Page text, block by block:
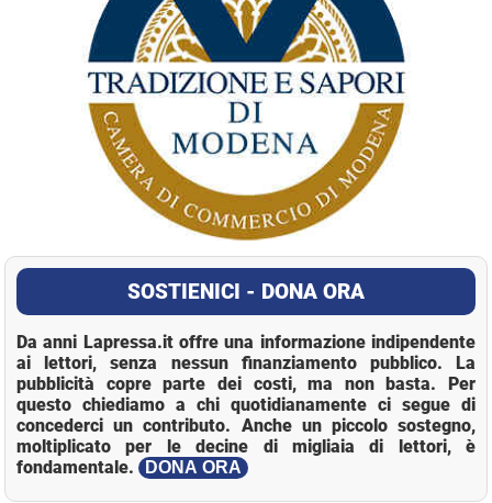
SOSTIENICI - DONA ORA
Da anni Lapressa.it offre una informazione indipendente
ai lettori, senza nessun finanziamento pubblico. La
pubblicità copre parte dei costi, ma non basta. Per
questo chiediamo a chi quotidianamente ci segue di
concederci un contributo. Anche un piccolo sostegno,
moltiplicato per le decine di migliaia di lettori, è
fondamentale.
DONA ORA